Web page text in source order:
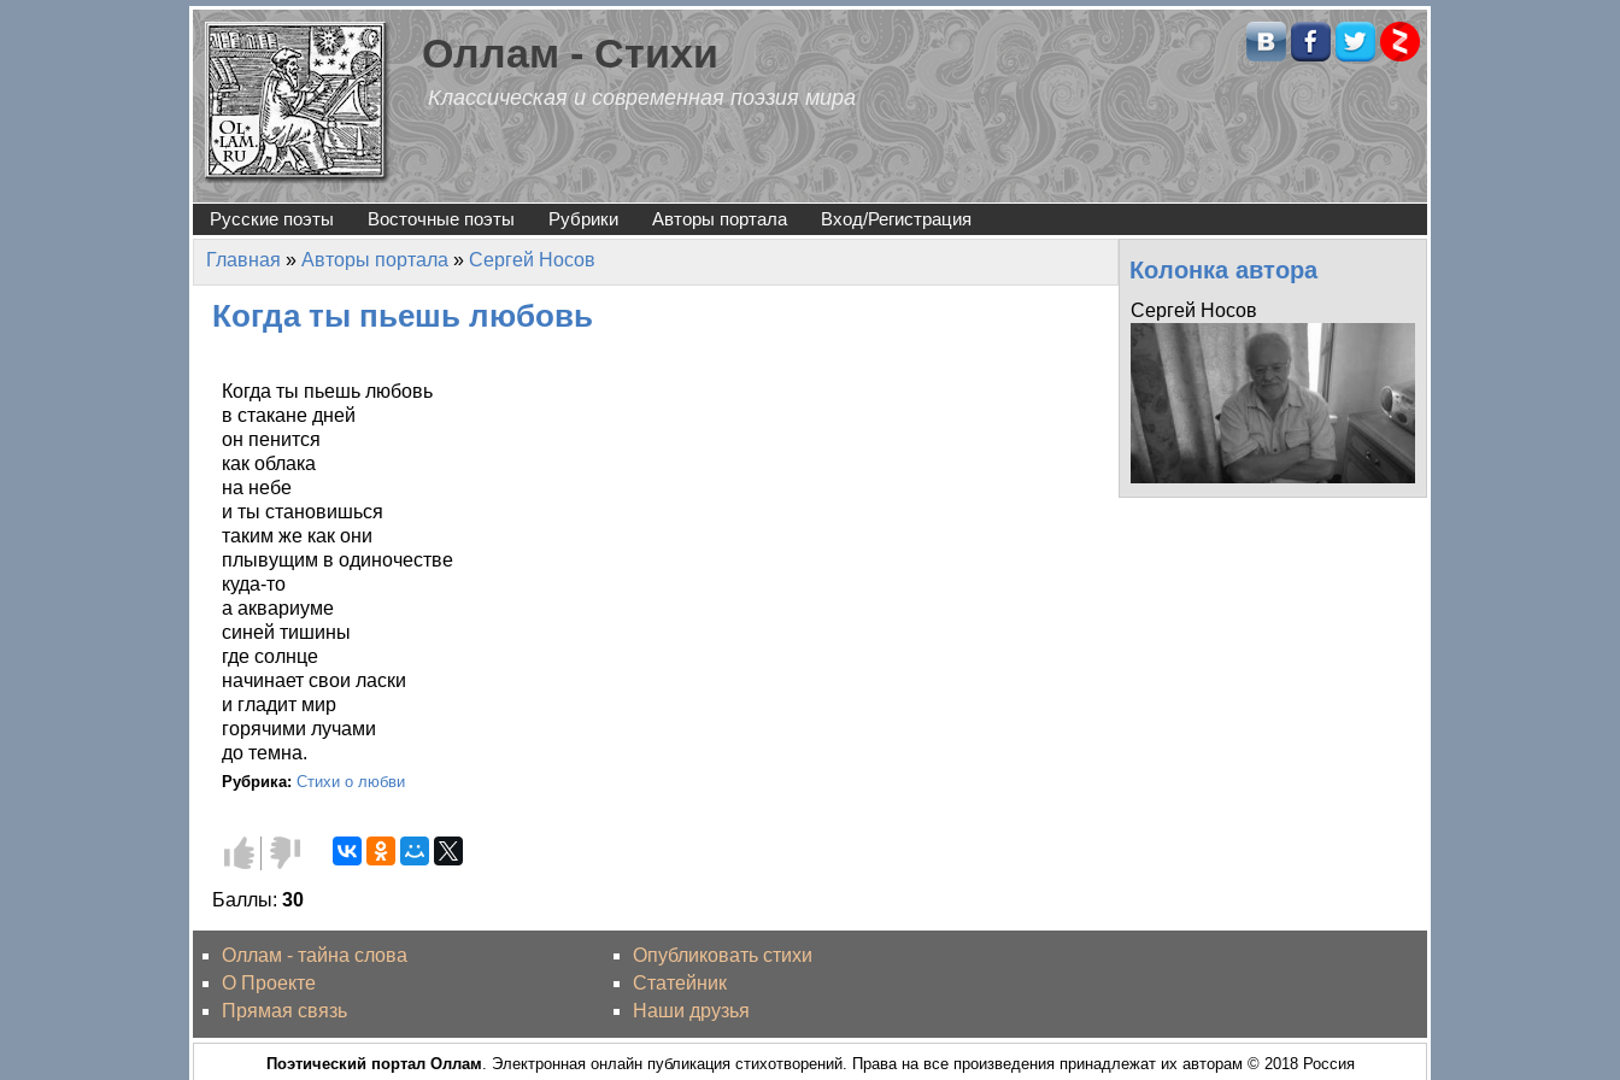
Перейти к основному содержанию
Оллам - Стихи
Классическая и современная поэзия мира
Русские поэты Восточные поэты Рубрики Авторы портала Вход/Регистрация
Вы здесь
Главная » Авторы портала » Сергей Носов
Когда ты пьешь любовь
Когда ты пьешь любовь
в стакане дней
он пенится
как облака
на небе
и ты становишься
таким же как они
плывущим в одиночестве
куда-то
а аквариуме
синей тишины
где солнце
начинает свои ласки
и гладит мир
горячими лучами
до темна.
Рубрика: Стихи о любви
Голос
за!
Голос
против!
Баллы: 30
Колонка автора
Сергей Носов
Оллам - тайна слова
О Проекте
Прямая связь
Опубликовать стихи
Статейник
Наши друзья
Поэтический портал Оллам . Электронная онлайн публикация стихотворений. Права на все произведения принадлежат их авторам © 2018 Россия